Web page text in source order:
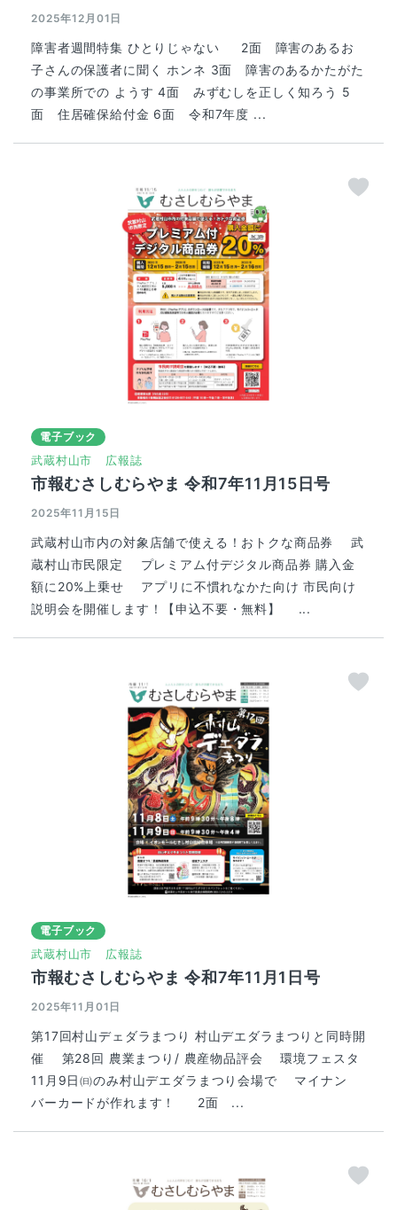
2025年12月01日
障害者週間特集 ひとりじゃない 2面 障害のあるお
子さんの保護者に聞く ホンネ 3面 障害のあるかたがた
の事業所での ようす 4面 みずむしを正しく知ろう 5
面 住居確保給付金 6面 令和7年度 ...
電子ブック
武蔵村山市 広報誌
市報むさしむらやま 令和7年11月15日号
2025年11月15日
武蔵村山市内の対象店舗で使える！おトクな商品券 武
蔵村山市民限定 プレミアム付デジタル商品券 購入金
額に20%上乗せ アプリに不慣れなかた向け 市民向け
説明会を開催します！【申込不要・無料】 ...
電子ブック
武蔵村山市 広報誌
市報むさしむらやま 令和7年11月1日号
2025年11月01日
第17回村山デェダラまつり 村山デエダラまつりと同時開
催 第28回 農業まつり/ 農産物品評会 環境フェスタ
11月9日㈰のみ村山デエダラまつり会場で マイナン
バーカードが作れます！ 2面 ...